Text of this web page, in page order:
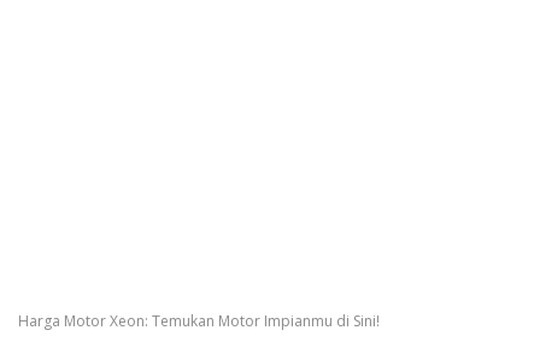
Harga Motor Xeon: Temukan Motor Impianmu di Sini!